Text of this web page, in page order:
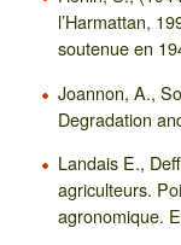
l’Harmattan,
soutenue en
Joannon, A.,
Degradation
Landais E.,
agriculteurs.
agronomique.